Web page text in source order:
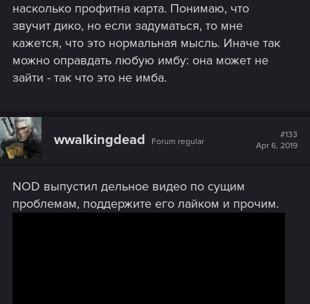
насколько профитна карта. Понимаю, что
звучит дико, но если задуматься, то мне
кажется, что это нормальная мысль. Иначе так
можно оправдать любую имбу: она может не
зайти - так что это не имба.
wwalkingdead Forum regular
#133
Apr 6, 2019
NOD выпустил дельное видео по сущим
проблемам, поддержите его лайком и прочим.